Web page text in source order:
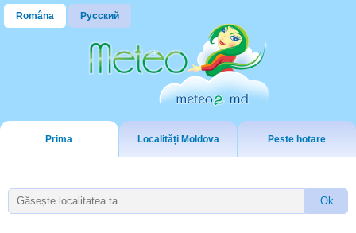
Româna Русский
Prima Localități Moldova Peste hotare